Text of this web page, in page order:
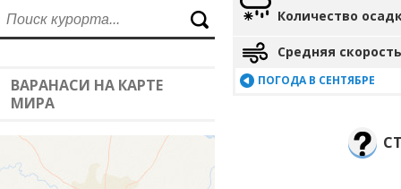
ВАРАНАСИ НА КАРТЕ
МИРА
Количество
Средняя
ПОГОДА В СЕНТЯБРЕ